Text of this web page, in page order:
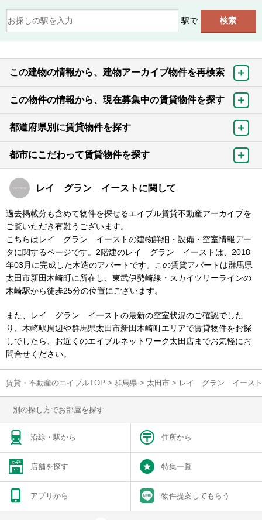
駅で
この建物の情報から、建物アーカイブ物件を再検索
この物件の情報から、現在募集中の賃貸物件を探す
都道府県別に賃貸物件を探す
都市にこだわって賃貸物件を探す
レイ グラン イーストに関して
過去掲載分も含めて物件を探せるエイブル賃貸不動産アーカイブを
ご覧いただき有難うございます。
こちらはレイ グラン イーストの建物詳細・設備・空室情報デー
タに関するページです。2階建のレイ グラン イーストは、2018
年03月に完成した木造のアパートです。この賃貸アパートは群馬県
太田市新田木崎町に所在し、東武伊勢崎線・スカイツリーラインの
木崎駅から徒歩25分の位置にございます。
また、レイ グラン イーストの最新の空室状況のご確認でした
り、木崎駅周辺や群馬県太田市新田木崎町エリアで賃貸物件をお探
しでしたら、お近くのエイブルネットワーク太田店までお気軽にお
問合せください。
賃貸・不動産のエイブルTOP > 群馬県 > 太田市 > レイ グラン イースト
別の探し方でお部屋を探す
沿線・駅から 住所から
店舗を探す 特集一覧
アプリから 物件提案してもらう